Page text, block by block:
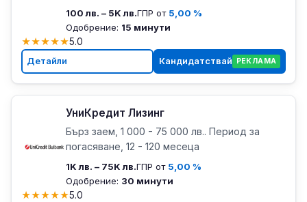
100 лв. – 5K лв.ГПР от 5,00 %
Одобрение: 15 минути
★★★★★5.0
Детайли Кандидатствай РЕКЛАМА
УниКредит Лизинг
Бърз заем, 1 000 - 75 000 лв.. Период за
погасяване, 12 - 120 месеца
1K лв. – 75K лв.ГПР от 5,00 %
Одобрение: 30 минути
★★★★★5.0